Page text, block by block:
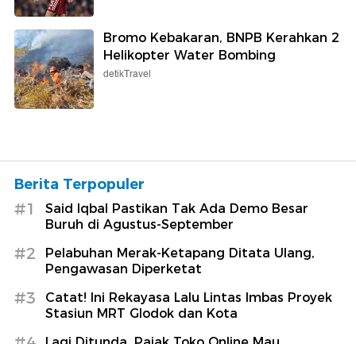
Bromo Kebakaran, BNPB Kerahkan 2
Helikopter Water Bombing
detikTravel
Berita Terpopuler
#1
Said Iqbal Pastikan Tak Ada Demo Besar
Buruh di Agustus-September
#2
Pelabuhan Merak-Ketapang Ditata Ulang,
Pengawasan Diperketat
#3
Catat! Ini Rekayasa Lalu Lintas Imbas Proyek
Stasiun MRT Glodok dan Kota